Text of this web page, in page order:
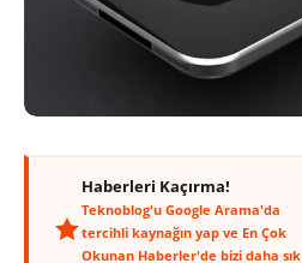
Haberleri Kaçırma!
Teknoblog'u Google Arama'da
tercihli kaynağın yap ve En Çok
Okunan Haberler'de bizi daha sık